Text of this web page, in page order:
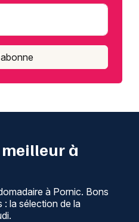
à
à Pornic. Bons
: la sélection de la